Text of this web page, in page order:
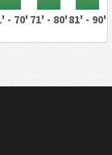
- 70' 71' - 80'81' - 90'